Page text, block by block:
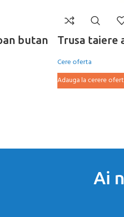
butan Trusa taiere
Cere oferta
Adauga la cerere
Ai